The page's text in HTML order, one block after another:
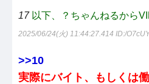
17 以下、？ちゃんねるから
2025/06/24(火) 11:44:27.414 ID:/
>>10
実際にバイト、もしくは